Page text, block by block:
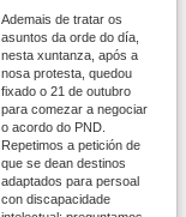
Ademais de tratar os
asuntos da orde do día,
nesta xuntanza, após a
nosa protesta, quedou
fixado o 21 de outubro
para comezar a negociar
o acordo do PND.
Repetimos a petición de
que se dean destinos
adaptados para persoal
con discapacidade